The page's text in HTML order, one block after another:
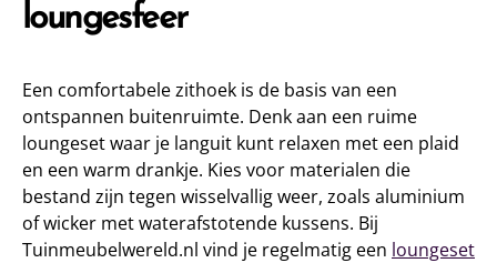
loungesfeer
Een comfortabele zithoek is de basis van een
ontspannen buitenruimte. Denk aan een ruime
loungeset waar je languit kunt relaxen met een plaid
en een warm drankje. Kies voor materialen die
bestand zijn tegen wisselvallig weer, zoals aluminium
of wicker met waterafstotende kussens. Bij
Tuinmeubelwereld.nl vind je regelmatig een loungeset